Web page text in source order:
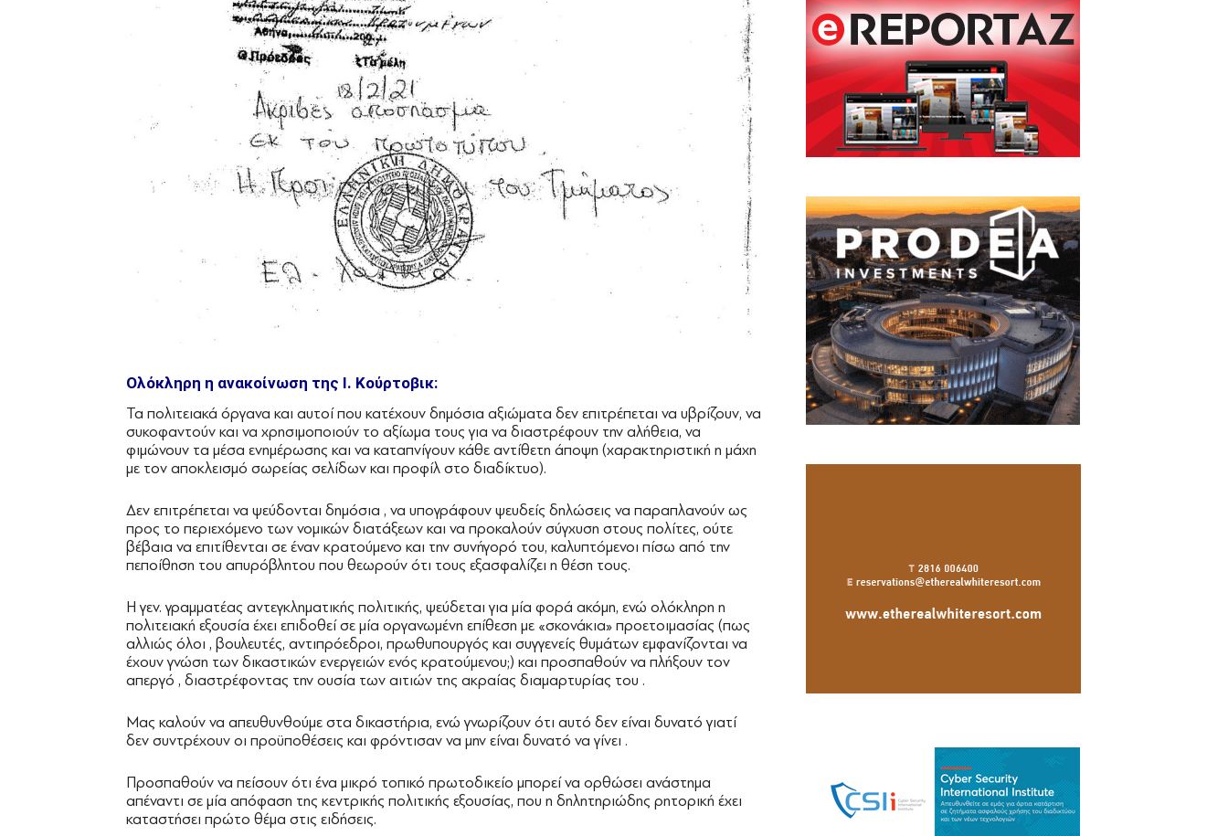
Ολόκληρη η ανακοίνωση της Ι. Κούρτοβικ:
Τα πολιτειακά όργανα και αυτοί που κατέχουν δημόσια αξιώματα δεν επιτρέπεται να υβρίζουν, να
συκοφαντούν και να χρησιμοποιούν το αξίωμα τους για να διαστρέφουν την αλήθεια, να
φιμώνουν τα μέσα ενημέρωσης και να καταπνίγουν κάθε αντίθετη άποψη (χαρακτηριστική η μάχη
με τον αποκλεισμό σωρείας σελίδων και προφίλ στο διαδίκτυο).
Δεν επιτρέπεται να ψεύδονται δημόσια , να υπογράφουν ψευδείς δηλώσεις να παραπλανούν ως
προς το περιεχόμενο των νομικών διατάξεων και να προκαλούν σύγχυση στους πολίτες, ούτε
βέβαια να επιτίθενται σε έναν κρατούμενο και την συνήγορό του, καλυπτόμενοι πίσω από την
πεποίθηση του απυρόβλητου που θεωρούν ότι τους εξασφαλίζει η θέση τους.
Η γεν. γραμματέας αντεγκληματικής πολιτικής, ψεύδεται για μία φορά ακόμη, ενώ ολόκληρη η
πολιτειακή εξουσία έχει επιδοθεί σε μία οργανωμένη επίθεση με «σκονάκια» προετοιμασίας (πως
αλλιώς όλοι , βουλευτές, αντιπρόεδροι, πρωθυπουργός και συγγενείς θυμάτων εμφανίζονται να
έχουν γνώση των δικαστικών ενεργειών ενός κρατούμενου;) και προσπαθούν να πλήξουν τον
απεργό , διαστρέφοντας την ουσία των αιτιών της ακραίας διαμαρτυρίας του .
Μας καλούν να απευθυνθούμε στα δικαστήρια, ενώ γνωρίζουν ότι αυτό δεν είναι δυνατό γιατί
δεν συντρέχουν οι προϋποθέσεις και φρόντισαν να μην είναι δυνατό να γίνει .
Προσπαθούν να πείσουν ότι ένα μικρό τοπικό πρωτοδικείο μπορεί να ορθώσει ανάστημα
απέναντι σε μία απόφαση της κεντρικής πολιτικής εξουσίας, που η δηλητηριώδης ρητορική έχει
καταστήσει πρώτο θέμα στις ειδήσεις.